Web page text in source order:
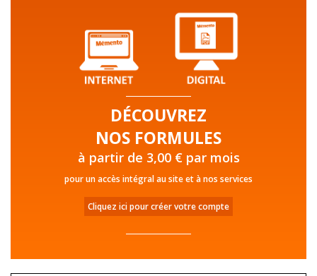
DÉCOUVREZ
NOS FORMULES
à partir de 3,00 € par mois
pour un accès intégral au site et à nos services
Cliquez ici pour créer votre compte